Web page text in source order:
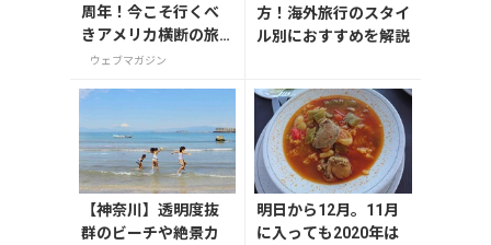
周年！今こそ行くべ
きアメリカ横断の旅
【今旅2026】
ウェブマガジン
方！海外旅行のスタイ
ル別におすすめを解説
【神奈川】透明度抜
群のビーチや絶景カ
明日から12月。11月
に入っても2020年は